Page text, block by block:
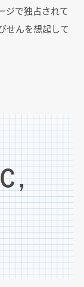
ジで独占されて
せんを想起して